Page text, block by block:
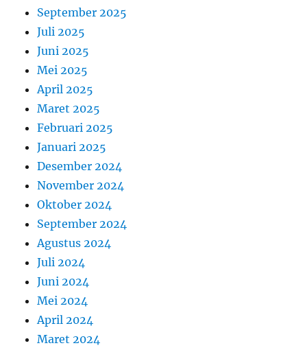
September 2025
Juli 2025
Juni 2025
Mei 2025
April 2025
Maret 2025
Februari 2025
Januari 2025
Desember 2024
November 2024
Oktober 2024
September 2024
Agustus 2024
Juli 2024
Juni 2024
Mei 2024
April 2024
Maret 2024